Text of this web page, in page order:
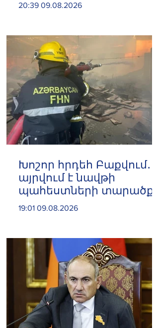
ների ձեռքբերման մասին
20:39 09.08.2026
Խոշոր հրդեհ Բաքվում․
այրվում է նավթի
պահեստների տարածքը
19:01 09.08.2026